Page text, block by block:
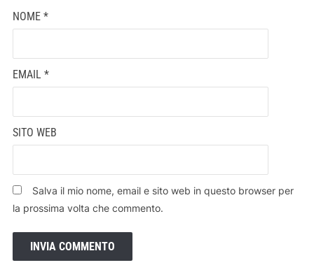
NOME *
EMAIL *
SITO WEB
Salva il mio nome, email e sito web in questo browser per
la prossima volta che commento.